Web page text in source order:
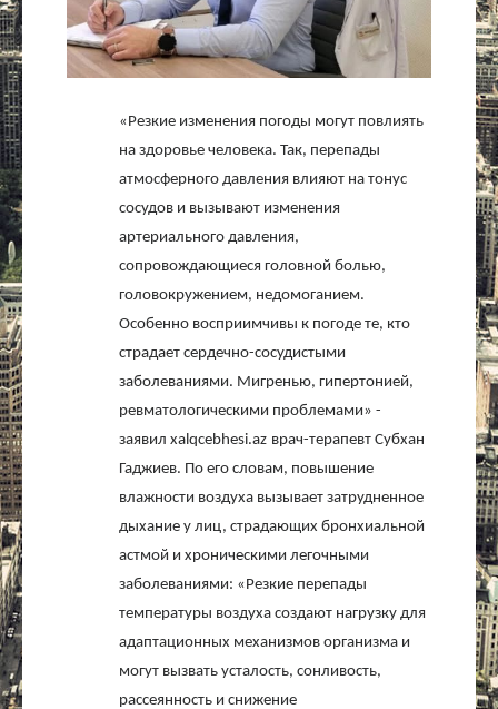
Литература
Актуально
«Резкие изменения погоды могут повлиять
на здоровье человека. Так, перепады
атмосферного давления влияют на тонус
сосудов и вызывают изменения
артериального давления,
сопровождающиеся головной болью,
головокружением, недомоганием.
Особенно восприимчивы к погоде те, кто
страдает сердечно-сосудистыми
заболеваниями. Мигренью, гипертонией,
ревматологическими проблемами» -
заявил xalqcebhesi.az врач-терапевт Субхан
Гаджиев. По его словам, повышение
влажности воздуха вызывает затрудненное
дыхание у лиц, страдающих бронхиальной
астмой и хроническими легочными
заболеваниями: «Резкие перепады
температуры воздуха создают нагрузку для
адаптационных механизмов организма и
могут вызвать усталость, сонливость,
рассеянность и снижение